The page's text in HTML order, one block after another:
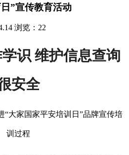
”宣传教育活动
浏览：22
识 维护信息查询
安全
“大家国家平安培训日”品牌宣传培
训过程